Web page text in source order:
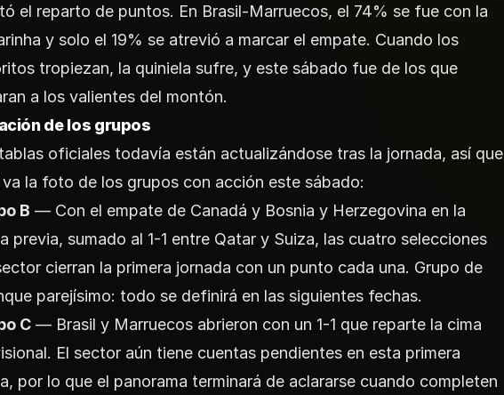
el reparto de puntos. En Brasil-Marruecos, el 74% se fue con la
y solo el 19% se atrevió a marcar el empate. Cuando los
tropiezan, la quiniela sufre, y este sábado fue de los que
a los valientes del montón.
de los grupos
oficiales todavía están actualizándose tras la jornada, así que
va la foto de los grupos con acción este sábado:
B — Con el empate de Canadá y Bosnia y Herzegovina en la
previa, sumado al 1-1 entre Qatar y Suiza, las cuatro selecciones
cierran la primera jornada con un punto cada una. Grupo de
parejísimo: todo se definirá en las siguientes fechas.
C — Brasil y Marruecos abrieron con un 1-1 que reparte la cima
El sector aún tiene cuentas pendientes en esta primera
por lo que el panorama terminará de aclararse cuando completen